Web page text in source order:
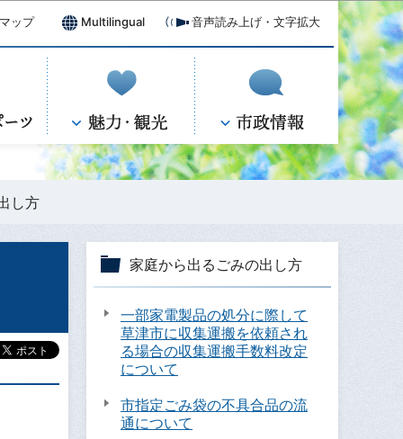
ップ Multilingual 音声読み上げ・文字拡大
し方
家庭から出るごみの出し方
一部家電製品の処分に際して
草津市に収集運搬を依頼され
る場合の収集運搬手数料改定
について
市指定ごみ袋の不具合品の流
通について